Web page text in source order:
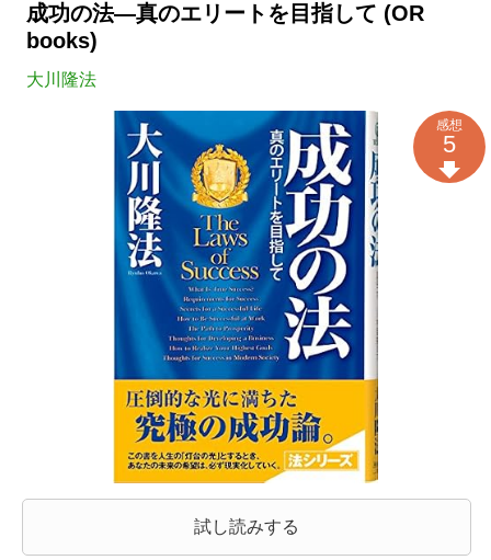
成功の法―真のエリートを目指して (OR
books)
大川隆法
試し読みする
感想
5